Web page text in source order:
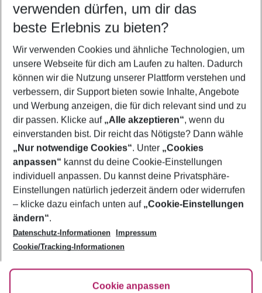
Frübucher Angebote Mellieha für 2026
Flug & Hotel Mellieha
Urlaub Mellieha
Familienurlaub Mellieha
Last Minute Mellieha
Footer
Footer navigation
Über uns
AGB
Bestpreisgarantie
Cookie-Einstellungen ändern
Cookie-Richtlinie
Agenturbetreuung
Barrierefreies Reisen
HanseMerkur Reiseversicherung
Folge uns
verwenden dürfen, um dir das
beste Erlebnis zu bieten?
Wir verwenden Cookies und ähnliche Technologien, um
unsere Webseite für dich am Laufen zu halten. Dadurch
können wir die Nutzung unserer Plattform verstehen und
verbessern, dir Support bieten sowie Inhalte, Angebote
und Werbung anzeigen, die für dich relevant sind und zu
dir passen. Klicke auf „Alle akzeptieren“, wenn du
einverstanden bist. Dir reicht das Nötigste? Dann wähle
„Nur notwendige Cookies“. Unter „Cookies
anpassen“ kannst du deine Cookie-Einstellungen
individuell anpassen. Du kannst deine Privatsphäre-
Einstellungen natürlich jederzeit ändern oder widerrufen
– klicke dazu einfach unten auf „Cookie-Einstellungen
ändern“.
Datenschutz-Informationen
Impressum
Cookie/Tracking-Informationen
Cookie anpassen